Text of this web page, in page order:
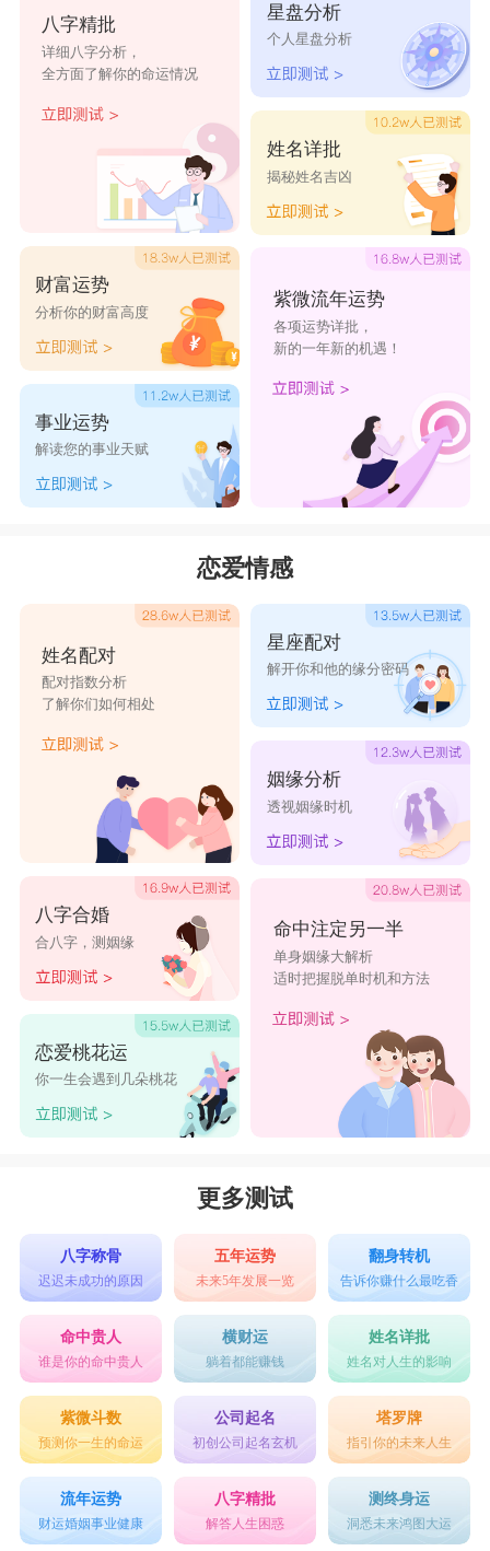
的某些细节不是自己所能接受的，那么射手座就会
在最快的时间内脱身。
星座乐原创文章，转载需注明出处
八字精批
详细八字分析，
全方面了解你的命运情况
财富运势
分析你的财富高度
事业运势
解读您的事业天赋
星盘分析
个人星盘分析
姓名详批
揭秘姓名吉凶
紫微流年运势
各项运势详批，
新的一年新的机遇！
恋爱情感
姓名配对
配对指数分析
了解你们如何相处
八字合婚
合八字，测姻缘
恋爱桃花运
你一生会遇到几朵桃花
星座配对
解开你和他的缘分密码
姻缘分析
透视姻缘时机
命中注定另一半
单身姻缘大解析
适时把握脱单时机和方法
更多测试
八字称骨
迟迟未成功的原因
五年运势
未来5年发展一览
翻身转机
告诉你赚什么最吃香
命中贵人
谁是你的命中贵人
横财运
躺着都能赚钱
姓名详批
姓名对人生的影响
紫微斗数
预测你一生的命运
公司起名
初创公司起名玄机
塔罗牌
指引你的未来人生
流年运势
财运婚姻事业健康
八字精批
解答人生困惑
测终身运
洞悉未来鸿图大运